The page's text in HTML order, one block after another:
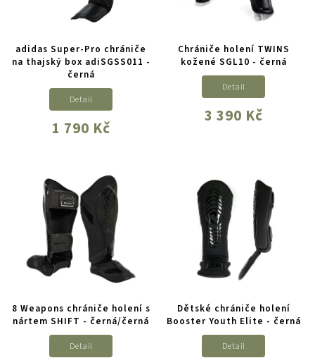
adidas Super-Pro chrániče
na thajský box adiSGSS011 -
černá
1 790 Kč
Detail
Chrániče holení TWINS
kožené SGL10 - černá
3 390 Kč
Detail
8 Weapons chrániče holení s
nártem SHIFT - černá/černá
Detail
Dětské chrániče holení
Booster Youth Elite - černá
Detail